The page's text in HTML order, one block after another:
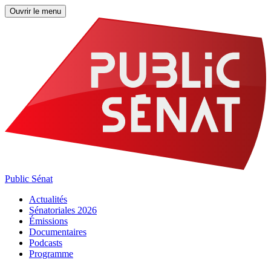
Ouvrir le menu
Public Sénat
Actualités
Sénatoriales 2026
Émissions
Documentaires
Podcasts
Programme